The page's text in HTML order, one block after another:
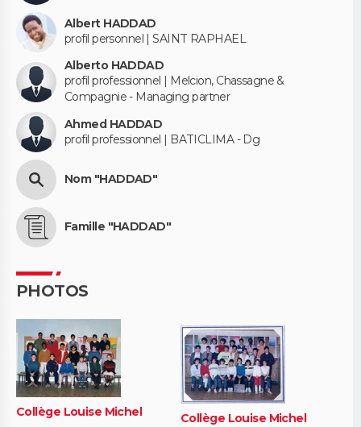
Albert HADDAD
profil personnel | SAINT RAPHAEL
Alberto HADDAD
profil professionnel | Melcion, Chassagne &
Compagnie - Managing partner
Ahmed HADDAD
profil professionnel | BATICLIMA - Dg
Nom "HADDAD"
Famille "HADDAD"
PHOTOS
Collège Louise Michel Collège Louise Michel